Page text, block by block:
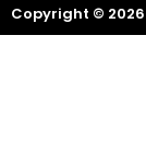
Copyright © 2026